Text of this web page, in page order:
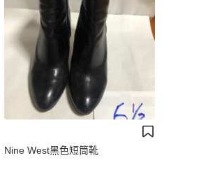
Nine West黑色短筒靴